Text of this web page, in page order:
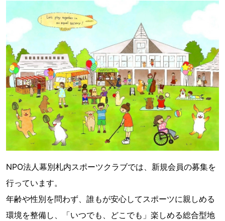
NPO法人幕別札内スポーツクラブでは、新規会員の募集を
行っています。
年齢や性別を問わず、誰もが安心してスポーツに親しめる
環境を整備し、「いつでも、どこでも」楽しめる総合型地